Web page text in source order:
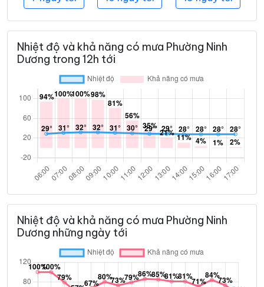
Nhiệt độ và khả năng có mưa Phường Ninh
Dương trong 12h tới
Nhiệt độ và khả năng có mưa Phường Ninh
Dương những ngày tới